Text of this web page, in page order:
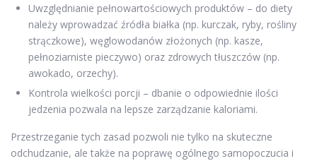
Uwzględnianie pełnowartościowych produktów – do diety
należy wprowadzać źródła białka (np. kurczak, ryby, rośliny
strączkowe), węglowodanów złożonych (np. kasze,
pełnoziarniste pieczywo) oraz zdrowych tłuszczów (np.
awokado, orzechy).
Kontrola wielkości porcji – dbanie o odpowiednie ilości
jedzenia pozwala na lepsze zarządzanie kaloriami.
Przestrzeganie tych zasad pozwoli nie tylko na skuteczne
odchudzanie, ale także na poprawę ogólnego samopoczucia i